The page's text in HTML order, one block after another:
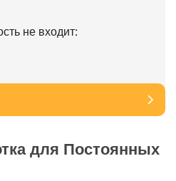
не входит:
для Постоянных